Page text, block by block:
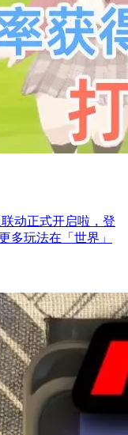
动正式开启啦，登
多玩法在「世界」